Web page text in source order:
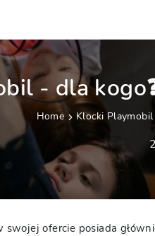
- dla
Home Klocki Playmobil
swojej ofercie posiada